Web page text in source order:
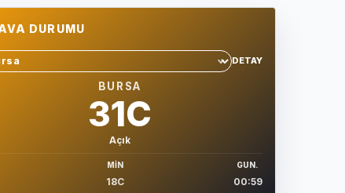
DURUMU
sec
DETAY
BURSA
31C
Açık
MIN
18C
GUN.
00:59